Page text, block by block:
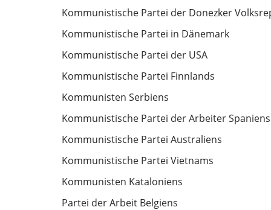
Kommunistische Partei der Donezker
Kommunistische Partei in Dänemark
Kommunistische Partei der USA
Kommunistische Partei Finnlands
Kommunisten Serbiens
Kommunistische Partei der Arbeiter Spaniens
Kommunistische Partei Australiens
Kommunistische Partei Vietnams
Kommunisten Kataloniens
Partei der Arbeit Belgiens